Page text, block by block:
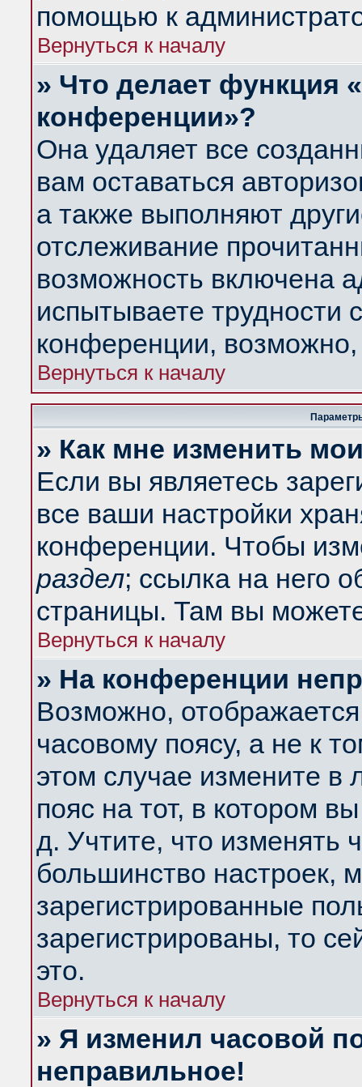
помощью к
Вернуться к началу
» Что делает функция
конференции»?
Она удаляет все
вам оставаться
а также выполняют
отслеживание
возможность включена
испытываете трудности
конференции,
Вернуться к началу
» Как мне изменить
Если вы являетесь
все ваши настройки
конференции. Чтобы
раздел; ссылка на него
страницы. Там вы
Вернуться к началу
» На конференции
Возможно,
часовому поясу, а не к
этом случае измените в
пояс на тот, в котором
д. Учтите, что изменять
большинство настроек,
зарегистрированные
зарегистрированы, то
это.
Вернуться к началу
» Я изменил часовой
неправильное!